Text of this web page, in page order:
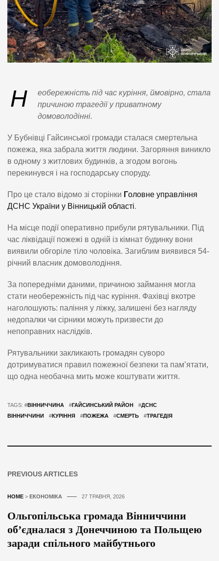
Н
еобережність під час куріння, ймовірно, стала
причиною трагедії у приватному
домоволодінні.
У Бубнівці Гайсинської громади сталася смертельна
пожежа, яка забрала життя людини. Загоряння виникло
в одному з житлових будинків, а згодом вогонь
перекинувся і на господарську споруду.
Про це стало відомо зі сторінки Головне управління
ДСНС України у Вінницькій області.
На місце події оперативно прибули рятувальники. Під
час ліквідації пожежі в одній із кімнат будинку вони
виявили обгоріле тіло чоловіка. Загиблим виявився 54-
річний власник домоволодіння.
За попередніми даними, причиною займання могла
стати необережність під час куріння. Фахівці вкотре
наголошують: паління у ліжку, залишені без нагляду
недопалки чи сірники можуть призвести до
непоправних наслідків.
Рятувальники закликають громадян суворо
дотримуватися правил пожежної безпеки та пам’ятати,
що одна необачна мить може коштувати життя.
TAGS: #ВІННИЧЧИНА #ГАЙСИНСЬКИЙ РАЙОН #ДСНС
ВІННИЧЧИНИ
#КУРІННЯ #ПОЖЕЖА #СМЕРТЬ #ТРАГЕДІЯ
PREVIOUS ARTICLES
HOME > ЕКОНОМІКА 27 ТРАВНЯ, 2026
Ольгопільська громада Вінниччини
об’єдналася з Донеччиною та Польщею
заради спільного майбутнього